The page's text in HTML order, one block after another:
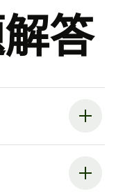
答